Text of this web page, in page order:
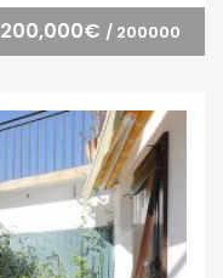
200,000€ / 200000